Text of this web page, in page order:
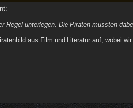
unterlegen. Die Piraten mussten
aus Film und Literatur auf,